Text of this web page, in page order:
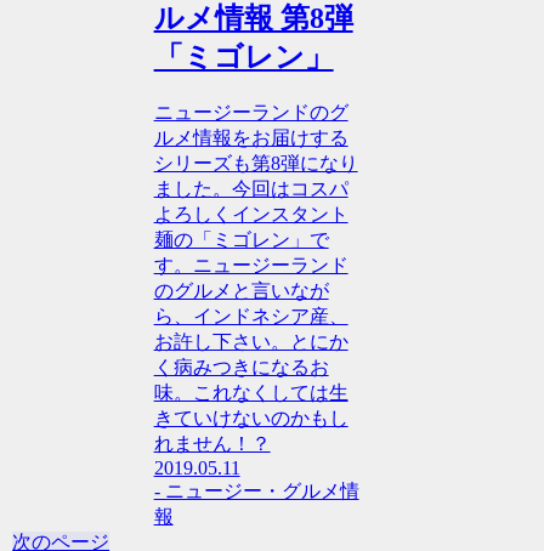
ルメ情報 第8弾
「ミゴレン」
ニュージーランドのグ
ルメ情報をお届けする
シリーズも第8弾になり
ました。今回はコスパ
よろしくインスタント
麺の「ミゴレン」で
す。ニュージーランド
のグルメと言いなが
ら、インドネシア産、
お許し下さい。とにか
く病みつきになるお
味。これなくしては生
きていけないのかもし
れません！？
2019.05.11
- ニュージー・グルメ情
報
次のページ